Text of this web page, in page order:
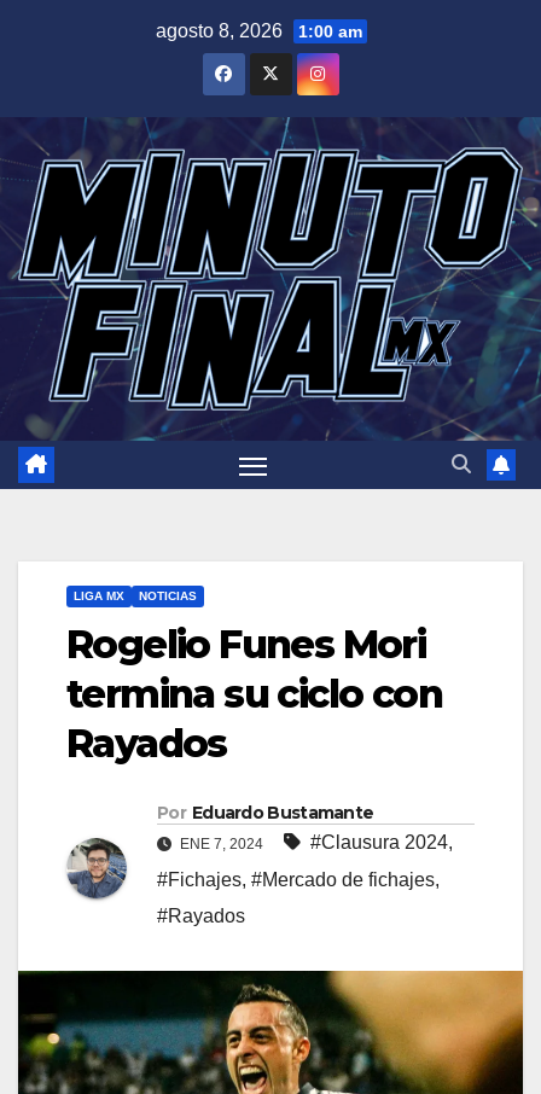
agosto 8, 2026 1:00 am
LIGA MX NOTICIAS
Rogelio Funes Mori
termina su ciclo con
Rayados
Por Eduardo Bustamante
ENE 7, 2024 #Clausura 2024,
#Fichajes, #Mercado de fichajes,
#Rayados